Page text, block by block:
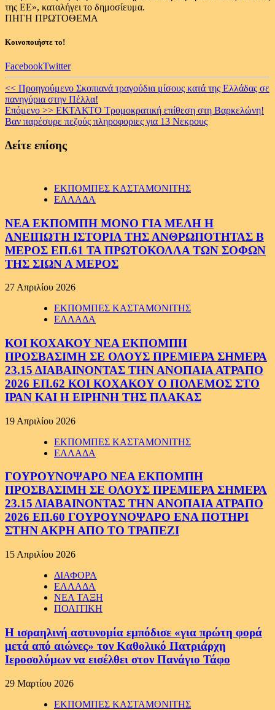
της ΕΕ», καταλήγει το δημοσίευμα.
ΠΗΓΗ ΠΡΩΤΟΘΕΜΑ
Κοινοποιήστε το!
FacebookTwitter
Continue
Reading
<< Προηγούμενο Σκοπιανά τραγούδια μίσους κατά της Ελλάδας σε
πανηγύρια στην Πέλλα!
Επόμενο >> ΕΚΤΑΚΤΟ Τρομοκρατική επίθεση στη Βαρκελώνη!
Βαν παρέσυρε πεζούς πληροφοριες για 13 Νεκρους
Δείτε επίσης
ΕΚΠΟΜΠΕΣ ΚΑΣΤΑΜΟΝΙΤΗΣ
ΕΛΛΑΔΑ
ΝΕΑ ΕΚΠΟΜΠΗ ΜΟΝΟ ΓΙΑ ΜΕΛΗ Η
ΑΝΕΙΠΩΤΗ ΙΣΤΟΡΙΑ ΤΗΣ ΑΝΘΡΩΠΟΤΗΤΑΣ Β
ΜΕΡΟΣ ΕΠ.61 ΤΑ ΠΡΩΤΟΚΟΛΛΑ ΤΩΝ ΣΟΦΩΝ
ΤΗΣ ΣΙΩΝ Α ΜΕΡΟΣ
27 Απριλίου 2026
ΕΚΠΟΜΠΕΣ ΚΑΣΤΑΜΟΝΙΤΗΣ
ΕΛΛΑΔΑ
ΚΟΙ ΚΟΧΑΚΟΥ ΝΕΑ ΕΚΠΟΜΠΗ
ΠΡΟΣΒΑΣΙΜΗ ΣΕ ΟΛΟΥΣ ΠΡΕΜΙΕΡΑ ΣΗΜΕΡΑ
23.15 ΔΙΑΒΑΙΝΟΝΤΑΣ ΤΗΝ ΑΝΟΠΑΙΑ ΑΤΡΑΠΟ
2026 ΕΠ.62 ΚΟΙ ΚΟΧΑΚΟΥ Ο ΠΟΛΕΜΟΣ ΣΤΟ
ΙΡΑΝ ΚΑΙ Η ΕΙΡΗΝΗ ΤΗΣ ΠΛΑΚΑΣ
19 Απριλίου 2026
ΕΚΠΟΜΠΕΣ ΚΑΣΤΑΜΟΝΙΤΗΣ
ΕΛΛΑΔΑ
ΓΟΥΡΟΥΝΟΨΑΡΟ ΝΕΑ ΕΚΠΟΜΠΗ
ΠΡΟΣΒΑΣΙΜΗ ΣΕ ΟΛΟΥΣ ΠΡΕΜΙΕΡΑ ΣΗΜΕΡΑ
23.15 ΔΙΑΒΑΙΝΟΝΤΑΣ ΤΗΝ ΑΝΟΠΑΙΑ ΑΤΡΑΠΟ
2026 ΕΠ.60 ΓΟΥΡΟΥΝΟΨΑΡΟ ΕΝΑ ΠΟΤΗΡΙ
ΣΤΗΝ ΑΚΡΗ ΑΠΟ ΤΟ ΤΡΑΠΕΖΙ
15 Απριλίου 2026
ΔΙΑΦΟΡΑ
ΕΛΛΑΔΑ
ΝΕΑ ΤΑΞΗ
ΠΟΛΙΤΙΚΗ
Η ισραηλινή αστυνομία εμπόδισε «για πρώτη φορά
μετά από αιώνες» τον Καθολικό Πατριάρχη
Ιεροσολύμων να εισέλθει στον Πανάγιο Τάφο
29 Μαρτίου 2026
ΕΚΠΟΜΠΕΣ ΚΑΣΤΑΜΟΝΙΤΗΣ